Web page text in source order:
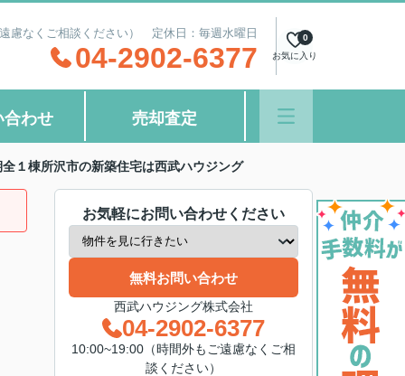
慮なくご相談ください） 定休日：毎週水曜日
04-2902-6377 お気に入り
0
合わせ 売却査定
１棟所沢市の新築住宅は西武ハウジング
お気軽にお問い合わせください
無料お問い合わせ
西武ハウジング株式会社
04-2902-6377
10:00~19:00（時間外もご遠慮なくご相
談ください）